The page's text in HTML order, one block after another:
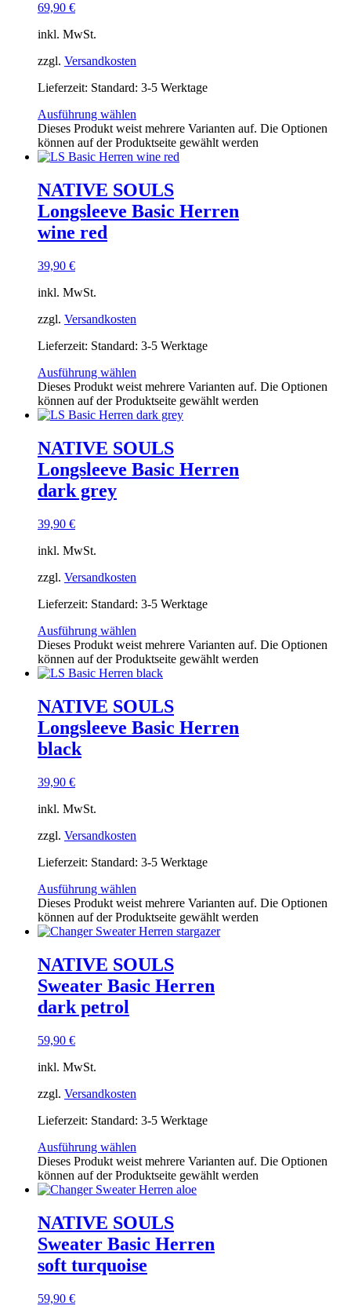
69,90 €
inkl. MwSt.
zzgl. Versandkosten
Lieferzeit: Standard: 3-5 Werktage
Ausführung wählen
Dieses Produkt weist mehrere Varianten auf. Die Optionen
können auf der Produktseite gewählt werden
NATIVE SOULS
Longsleeve Basic Herren
wine red
39,90 €
inkl. MwSt.
zzgl. Versandkosten
Lieferzeit: Standard: 3-5 Werktage
Ausführung wählen
Dieses Produkt weist mehrere Varianten auf. Die Optionen
können auf der Produktseite gewählt werden
NATIVE SOULS
Longsleeve Basic Herren
dark grey
39,90 €
inkl. MwSt.
zzgl. Versandkosten
Lieferzeit: Standard: 3-5 Werktage
Ausführung wählen
Dieses Produkt weist mehrere Varianten auf. Die Optionen
können auf der Produktseite gewählt werden
NATIVE SOULS
Longsleeve Basic Herren
black
39,90 €
inkl. MwSt.
zzgl. Versandkosten
Lieferzeit: Standard: 3-5 Werktage
Ausführung wählen
Dieses Produkt weist mehrere Varianten auf. Die Optionen
können auf der Produktseite gewählt werden
NATIVE SOULS
Sweater Basic Herren
dark petrol
59,90 €
inkl. MwSt.
zzgl. Versandkosten
Lieferzeit: Standard: 3-5 Werktage
Ausführung wählen
Dieses Produkt weist mehrere Varianten auf. Die Optionen
können auf der Produktseite gewählt werden
NATIVE SOULS
Sweater Basic Herren
soft turquoise
59,90 €